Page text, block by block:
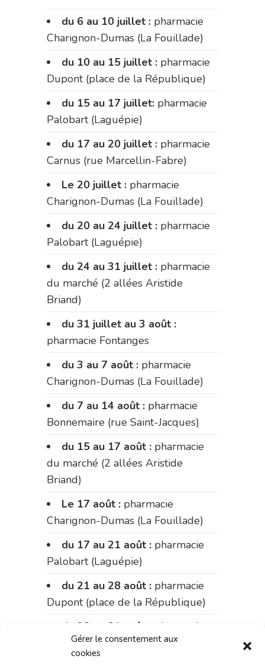
Gérer le consentement aux
cookies
du 6 au 10 juillet : pharmacie
Charignon-Dumas (La Fouillade)
du 10 au 15 juillet : pharmacie
Dupont (place de la République)
du 15 au 17 juillet: pharmacie
Palobart (Laguépie)
du 17 au 20 juillet : pharmacie
Carnus (rue Marcellin-Fabre)
Le 20 juillet : pharmacie
Charignon-Dumas (La Fouillade)
du 20 au 24 juillet : pharmacie
Palobart (Laguépie)
du 24 au 31 juillet : pharmacie
du marché (2 allées Aristide
Briand)
du 31 juillet au 3 août :
pharmacie Fontanges
du 3 au 7 août : pharmacie
Charignon-Dumas (La Fouillade)
du 7 au 14 août : pharmacie
Bonnemaire (rue Saint-Jacques)
du 15 au 17 août : pharmacie
du marché (2 allées Aristide
Briand)
Le 17 août : pharmacie
Charignon-Dumas (La Fouillade)
du 17 au 21 août : pharmacie
Palobart (Laguépie)
du 21 au 28 août : pharmacie
Dupont (place de la République)
du 28 au 31 août :
pharmacie
Bonnemaire (rue Saint-Jacques)